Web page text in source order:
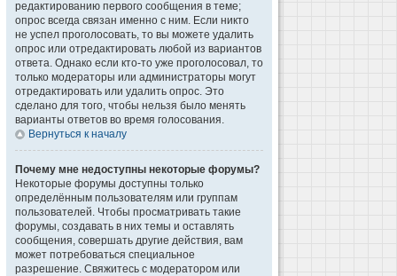
редактированию первого сообщения в теме;
опрос всегда связан именно с ним. Если никто
не успел проголосовать, то вы можете удалить
опрос или отредактировать любой из вариантов
ответа. Однако если кто-то уже проголосовал, то
только модераторы или администраторы могут
отредактировать или удалить опрос. Это
сделано для того, чтобы нельзя было менять
варианты ответов во время голосования.
Вернуться к началу
Почему мне недоступны некоторые форумы?
Некоторые форумы доступны только
определённым пользователям или группам
пользователей. Чтобы просматривать такие
форумы, создавать в них темы и оставлять
сообщения, совершать другие действия, вам
может потребоваться специальное
разрешение. Свяжитесь с модератором или